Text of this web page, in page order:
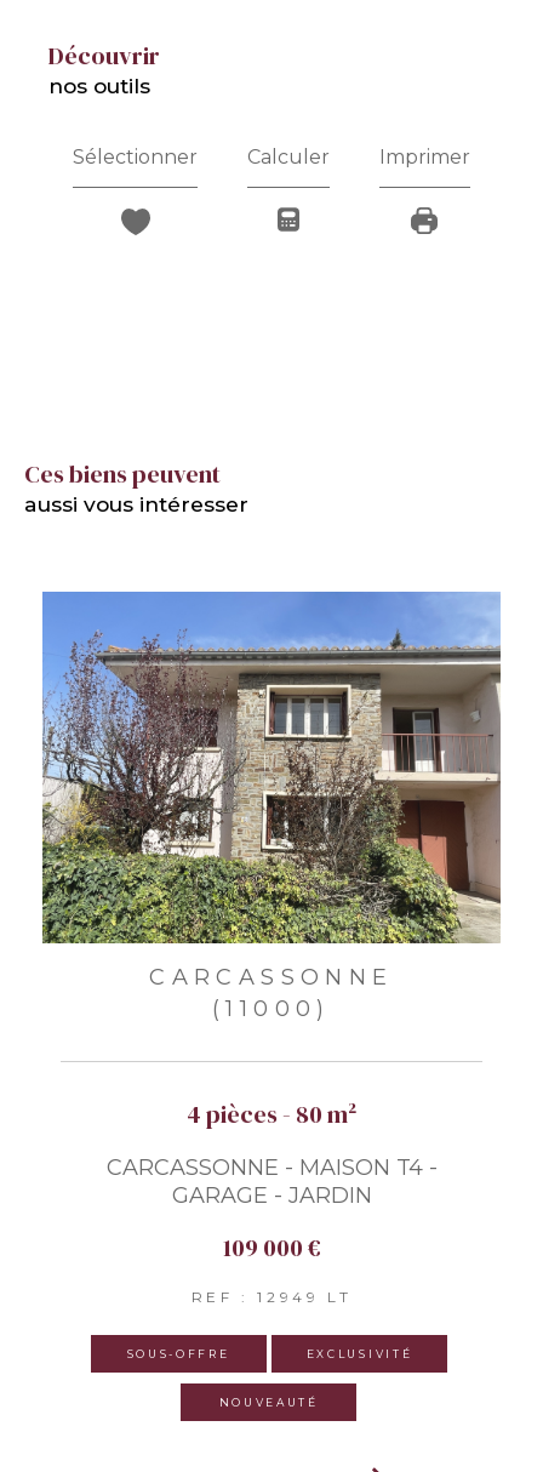
découvrir
nos outils
Sélectionner Calculer Imprimer
Ces biens peuvent
aussi vous intéresser
CARCASSONNE
(11000)
4 pièces - 80 m²
CARCASSONNE - MAISON T4 -
GARAGE - JARDIN
109 000 €
REF : 12949 LT
SOUS-OFFRE EXCLUSIVITÉ
NOUVEAUTÉ